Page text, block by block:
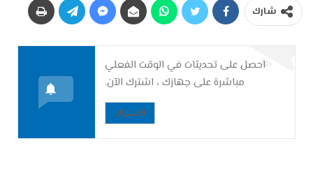
شارك
احصل على تحديثات في الوقت الفعلي
مباشرة على جهازك ، اشترك الآن.
الاشتراك